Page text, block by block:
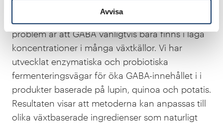
Avvisa
utveckling av funktionella ingredienser på grund
av dess potentiella hälsorelaterade fördelar. Ett
problem är att GABA vanligtvis bara finns i låga
koncentrationer i många växtkällor. Vi har
utvecklat enzymatiska och probiotiska
fermenteringsvägar för öka GABA-innehållet i i
produkter baserade på lupin, quinoa och potatis.
Resultaten visar att metoderna kan anpassas till
olika växtbaserade ingredienser som naturligt